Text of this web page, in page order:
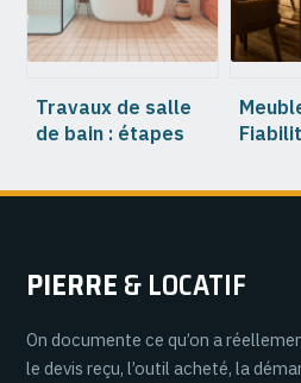
Travaux de salle
de bain : étapes
erreurs à éviter
litiges
PIERRE& LOCATIF
On documente ce qu’on a
le devis reçu, l’outil acheté, la